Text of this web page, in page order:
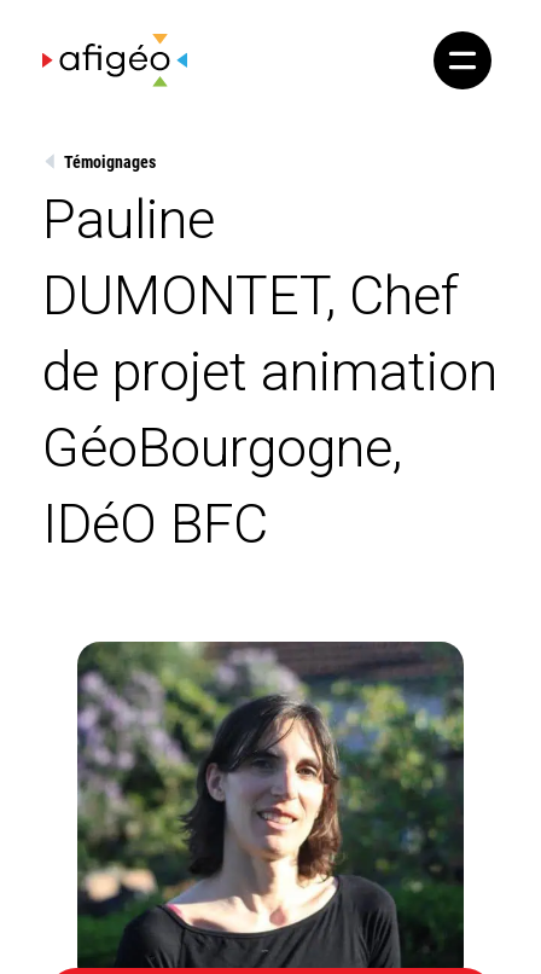
content
Témoignages
Pauline
DUMONTET, Chef
de projet animation
GéoBourgogne,
IDéO BFC